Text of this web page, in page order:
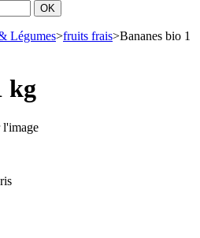
Légumes>fruits frais>Bananes bio 1
kg